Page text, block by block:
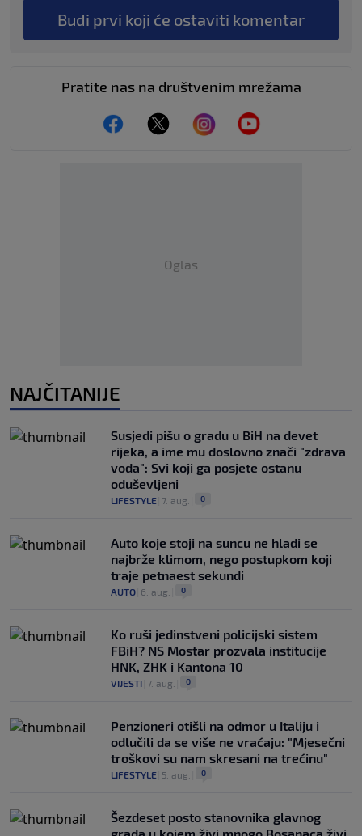
Budi prvi koji će ostaviti komentar
Pratite nas na društvenim mrežama
Oglas
NAJČITANIJE
Susjedi pišu o gradu u BiH na devet
rijeka, a ime mu doslovno znači "zdrava
voda": Svi koji ga posjete ostanu
oduševljeni
LIFESTYLE 7. aug. 0
Auto koje stoji na suncu ne hladi se
najbrže klimom, nego postupkom koji
traje petnaest sekundi
AUTO 6. aug. 0
Ko ruši jedinstveni policijski sistem
FBiH? NS Mostar prozvala institucije
HNK, ZHK i Kantona 10
VIJESTI 7. aug. 0
Penzioneri otišli na odmor u Italiju i
odlučili da se više ne vraćaju: "Mjesečni
troškovi su nam skresani na trećinu"
LIFESTYLE 5. aug. 0
Šezdeset posto stanovnika glavnog